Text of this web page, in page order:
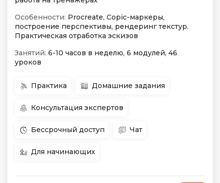
Особенности: Procreate, Copic-маркеры,
построение перспективы, рендеринг текстур.
Практическая отработка эскизов
Занятий: 6-10 часов в неделю, 6 модулей, 46
уроков
Практика Домашние задания
Консультация экспертов
Бессрочный доступ Чат
Для начинающих